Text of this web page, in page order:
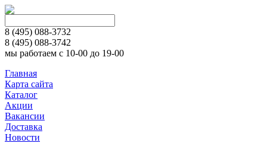
8 (495) 088-3732
8 (495) 088-3742
мы работаем с 10-00 до 19-00
Главная
Карта сайта
Каталог
Акции
Вакансии
Доставка
Новости